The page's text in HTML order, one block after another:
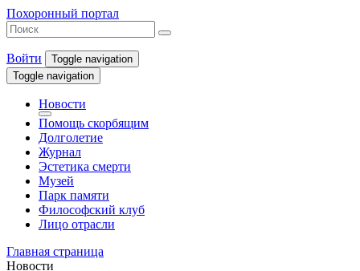
Похоронный портал
Войти
Toggle navigation
Toggle navigation
Новости
Помощь скорбящим
Долголетие
Журнал
Эстетика смерти
Музей
Парк памяти
Философский клуб
Лицо отрасли
Главная страница
Новости